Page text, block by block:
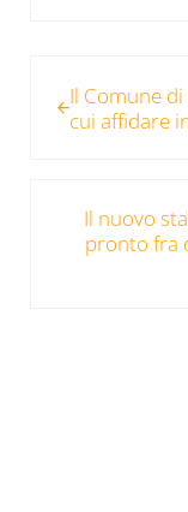
Il Comune
cui affidare
Il nuovo
pronto fra